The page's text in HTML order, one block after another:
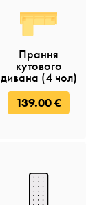
Прання
кутового
дивана (4 чол)
139.00 €